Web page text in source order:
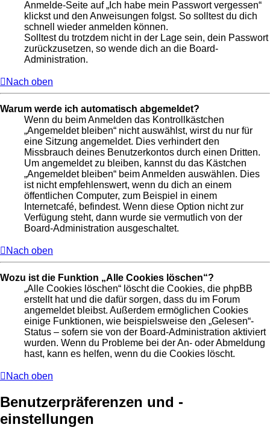
Anmelde-Seite auf „Ich habe mein Passwort vergessen“
klickst und den Anweisungen folgst. So solltest du dich
schnell wieder anmelden können.
Solltest du trotzdem nicht in der Lage sein, dein Passwort
zurückzusetzen, so wende dich an die Board-
Administration.
Nach oben
Warum werde ich automatisch abgemeldet?
Wenn du beim Anmelden das Kontrollkästchen
„Angemeldet bleiben“ nicht auswählst, wirst du nur für
eine Sitzung angemeldet. Dies verhindert den
Missbrauch deines Benutzerkontos durch einen Dritten.
Um angemeldet zu bleiben, kannst du das Kästchen
„Angemeldet bleiben“ beim Anmelden auswählen. Dies
ist nicht empfehlenswert, wenn du dich an einem
öffentlichen Computer, zum Beispiel in einem
Internetcafé, befindest. Wenn diese Option nicht zur
Verfügung steht, dann wurde sie vermutlich von der
Board-Administration ausgeschaltet.
Nach oben
Wozu ist die Funktion „Alle Cookies löschen“?
„Alle Cookies löschen“ löscht die Cookies, die phpBB
erstellt hat und die dafür sorgen, dass du im Forum
angemeldet bleibst. Außerdem ermöglichen Cookies
einige Funktionen, wie beispielsweise den „Gelesen“-
Status – sofern sie von der Board-Administration aktiviert
wurden. Wenn du Probleme bei der An- oder Abmeldung
hast, kann es helfen, wenn du die Cookies löscht.
Nach oben
Benutzerpräferenzen und -
einstellungen